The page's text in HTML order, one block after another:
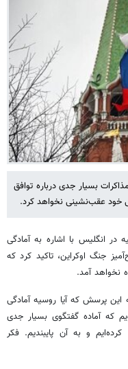
بسیار جدی درباره توافق
خود عقب‌نشینی نخواهد کرد.
در انگلیس با اشاره به آمادگی
جنگ اوکراین، تاکید کرد که
نخواهد آمد.
پرسش که آیا روسیه آمادگی
که آماده گفتگوی بسیار جدی
و به آن پایبندیم. فکر